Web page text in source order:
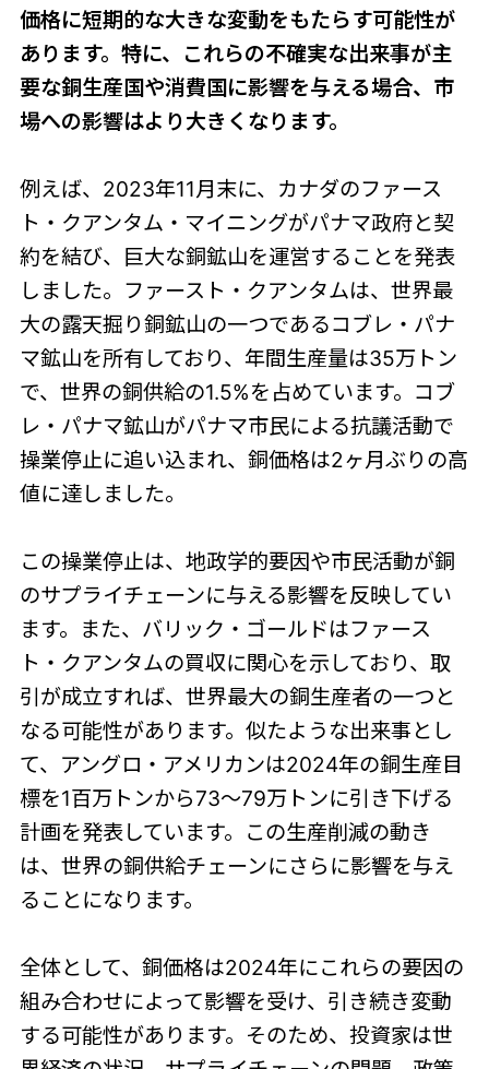
価格に短期的な大きな変動をもたらす可能性が
あります。特に、これらの不確実な出来事が主
要な銅生産国や消費国に影響を与える場合、市
場への影響はより大きくなります。
例えば、2023年11月末に、カナダのファース
ト・クアンタム・マイニングがパナマ政府と契
約を結び、巨大な銅鉱山を運営することを発表
しました。ファースト・クアンタムは、世界最
大の露天掘り銅鉱山の一つであるコブレ・パナ
マ鉱山を所有しており、年間生産量は35万トン
で、世界の銅供給の1.5%を占めています。コブ
レ・パナマ鉱山がパナマ市民による抗議活動で
操業停止に追い込まれ、銅価格は2ヶ月ぶりの高
値に達しました。
この操業停止は、地政学的要因や市民活動が銅
のサプライチェーンに与える影響を反映してい
ます。また、バリック・ゴールドはファース
ト・クアンタムの買収に関心を示しており、取
引が成立すれば、世界最大の銅生産者の一つと
なる可能性があります。似たような出来事とし
て、アングロ・アメリカンは2024年の銅生産目
標を1百万トンから73〜79万トンに引き下げる
計画を発表しています。この生産削減の動き
は、世界の銅供給チェーンにさらに影響を与え
ることになります。
全体として、銅価格は2024年にこれらの要因の
組み合わせによって影響を受け、引き続き変動
する可能性があります。そのため、投資家は世